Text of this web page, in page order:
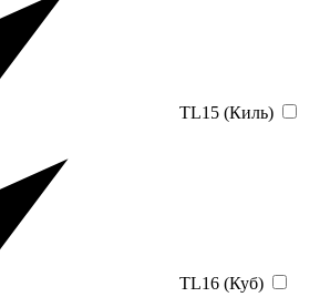
TL15 (Киль)
TL16 (Куб)